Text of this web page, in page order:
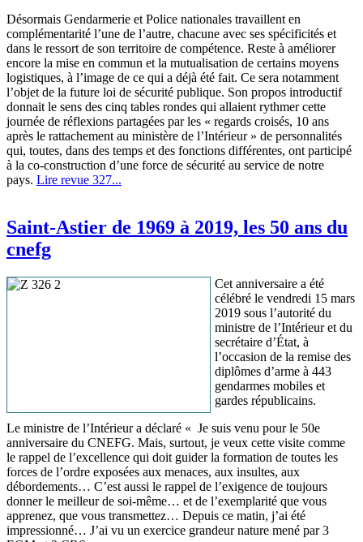
Désormais Gendarmerie et Police nationales travaillent en
complémentarité l’une de l’autre, chacune avec ses spécificités et
dans le ressort de son territoire de compétence. Reste à améliorer
encore la mise en commun et la mutualisation de certains moyens
logistiques, à l’image de ce qui a déjà été fait. Ce sera notamment
l’objet de la future loi de sécurité publique. Son propos introductif
donnait le sens des cinq tables rondes qui allaient rythmer cette
journée de réflexions partagées par les « regards croisés, 10 ans
après le rattachement au ministère de l’Intérieur » de personnalités
qui, toutes, dans des temps et des fonctions différentes, ont participé
à la co-construction d’une force de sécurité au service de notre
pays. Lire revue 327...
Saint-Astier de 1969 à 2019, les 50 ans du
cnefg
Cet anniversaire a été
célébré le vendredi 15 mars
2019 sous l’autorité du
ministre de l’Intérieur et du
secrétaire d’État, à
l’occasion de la remise des
diplômes d’arme à 443
gendarmes mobiles et
gardes républicains.
Le ministre de l’Intérieur a déclaré « Je suis venu pour le 50e
anniversaire du CNEFG. Mais, surtout, je veux cette visite comme
le rappel de l’excellence qui doit guider la formation de toutes les
forces de l’ordre exposées aux menaces, aux insultes, aux
débordements… C’est aussi le rappel de l’exigence de toujours
donner le meilleur de soi-même… et de l’exemplarité que vous
apprenez, que vous transmettez… Depuis ce matin, j’ai été
impressionné… J’ai vu un exercice grandeur nature mené par 3